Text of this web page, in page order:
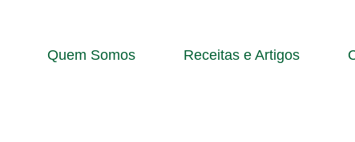
Quem Somos Receitas e Artigos